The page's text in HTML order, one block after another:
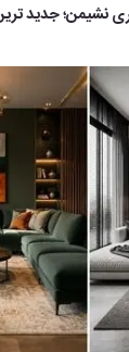
نشیمن؛ جدید